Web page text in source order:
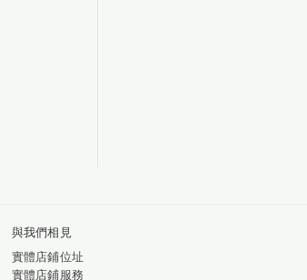
與我們相見
實體店鋪位址
實體店鋪服務